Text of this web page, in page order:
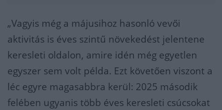
„Vagyis még a májusihoz hasonló vevői
aktivitás is éves szintű növekedést jelentene
keresleti oldalon, amire idén még egyetlen
egyszer sem volt példa. Ezt követően viszont a
léc egyre magasabbra kerül: 2025 második
felében ugyanis több éves keresleti csúcsokat